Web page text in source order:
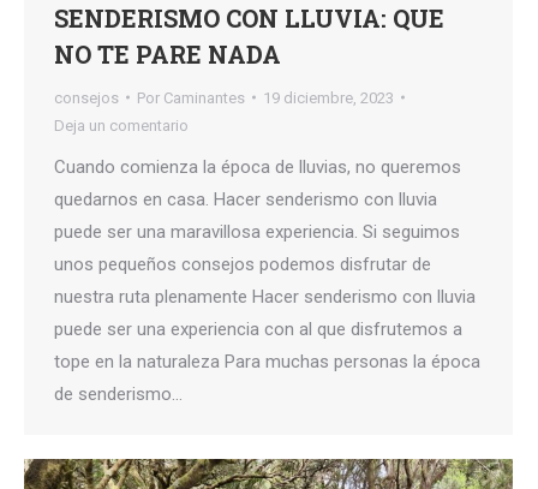
SENDERISMO CON LLUVIA: QUE
NO TE PARE NADA
consejos Por Caminantes
19 diciembre, 2023
Deja un comentario
Cuando comienza la época de lluvias, no queremos
quedarnos en casa. Hacer senderismo con lluvia
puede ser una maravillosa experiencia. Si seguimos
unos pequeños consejos podemos disfrutar de
nuestra ruta plenamente Hacer senderismo con lluvia
puede ser una experiencia con al que disfrutemos a
tope en la naturaleza Para muchas personas la época
de senderismo…